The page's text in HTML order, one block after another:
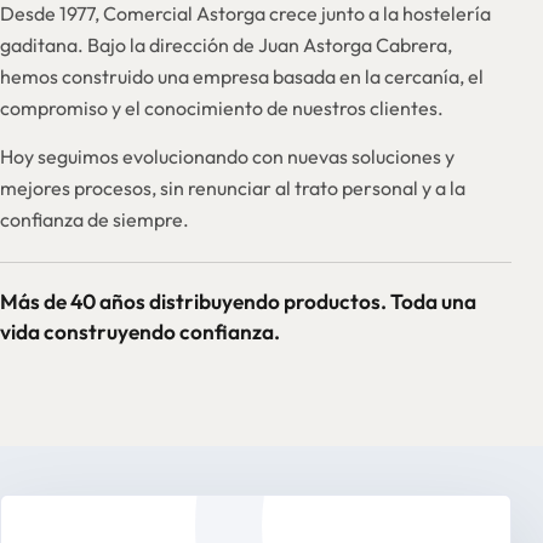
Desde 1977, Comercial Astorga crece junto a la hostelería
gaditana. Bajo la dirección de Juan Astorga Cabrera,
hemos construido una empresa basada en la cercanía, el
compromiso y el conocimiento de nuestros clientes.
Hoy seguimos evolucionando con nuevas soluciones y
mejores procesos, sin renunciar al trato personal y a la
confianza de siempre.
Más de 40 años distribuyendo productos. Toda una
vida construyendo confianza.